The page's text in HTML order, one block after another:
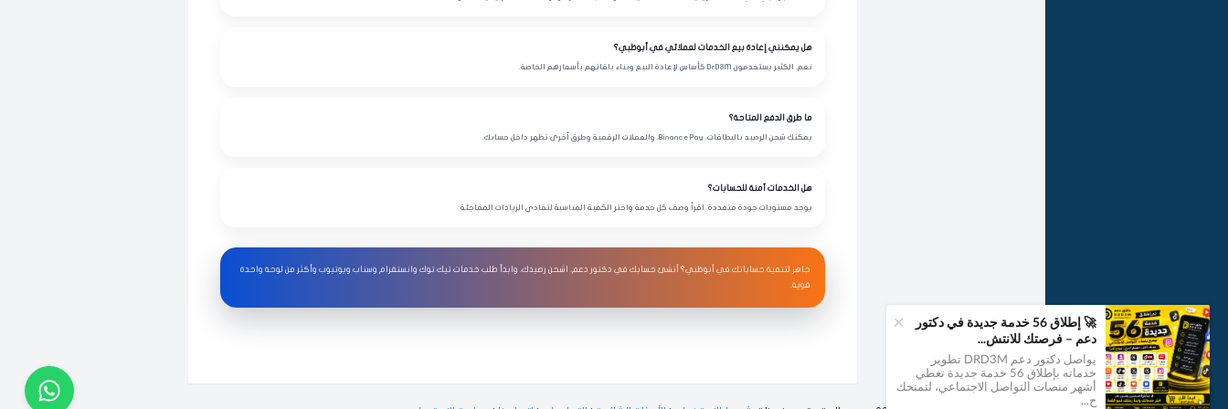
🇦🇪
ممتازة للقناة عندي، وبدأت النتائج بشكل سريع.
مشاهدات ريلز
هل يمكنني إعادة بيع الخدمات لعملائي في أبوظبي؟
نعم، الكثير يستخدمون DrD3M كأساس لإعادة البيع وبناء باقاتهم بأسعارهم الخاصة.
ما طرق الدفع المتاحة؟
يمكنك شحن الرصيد بالبطاقات، Binance Pay، والعملات الرقمية وطرق أخرى تظهر داخل حسابك.
هل الخدمات آمنة للحسابات؟
يوجد مستويات جودة متعددة. اقرأ وصف كل خدمة واختر الكمية المناسبة لتفادي الزيادات المفاجئة.
جاهز لتنمية حساباتك في أبوظبي؟ أنشئ حسابك في دكتور دعم، اشحن رصيدك، وابدأ طلب خدمات تيك توك وانستقرام وسناب ويوتيوب وأكثر من لوحة واحدة
قوية.
1
🚀 إطلاق 56 خدمة جديدة في دكتور
دعم – فرصتك للانتش...
يواصل دكتور دعم DRD3M تطوير
خدماته بإطلاق 56 خدمة جديدة تغطي
أشهر منصات التواصل الاجتماعي، لتمنحك
ح...
+